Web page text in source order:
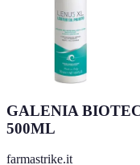
GALENIA
500ML
farmastrike.it